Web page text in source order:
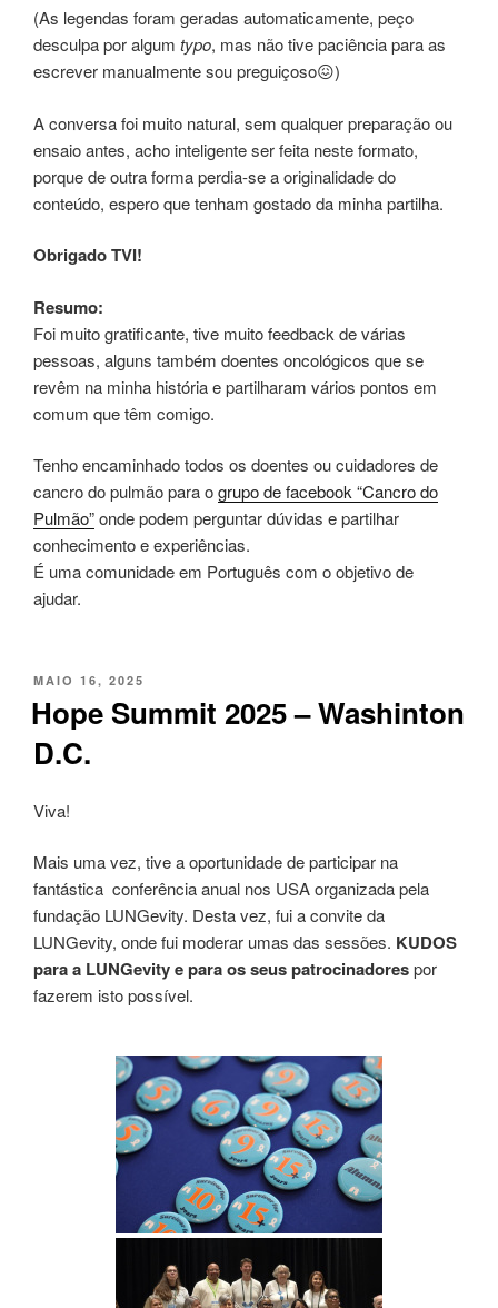
(As legendas foram geradas automaticamente, peço
desculpa por algum typo, mas não tive paciência para as
escrever manualmente sou preguiçoso😖)
A conversa foi muito natural, sem qualquer preparação ou
ensaio antes, acho inteligente ser feita neste formato,
porque de outra forma perdia-se a originalidade do
conteúdo, espero que tenham gostado da minha partilha.
Obrigado TVI!
Resumo:
Foi muito gratificante, tive muito feedback de várias
pessoas, alguns também doentes oncológicos que se
revêm na minha história e partilharam vários pontos em
comum que têm comigo.
Tenho encaminhado todos os doentes ou cuidadores de
cancro do pulmão para ogrupo de facebook “Cancro do
Pulmão”onde podem perguntar dúvidas e partilhar
conhecimento e experiências.
É uma comunidade em Português com o objetivo de
ajudar.
PUBLICADO
MAIO 16, 2025
Hope Summit 2025 – Washinton
D.C.
Viva!
Mais uma vez, tive a oportunidade de participar na
fantástica conferência anual nos USA organizada pela
fundação LUNGevity. Desta vez, fui a convite da
LUNGevity, onde fui moderar umas das sessões. KUDOS
para a LUNGevity e para os seus patrocinadorespor
fazerem isto possível.